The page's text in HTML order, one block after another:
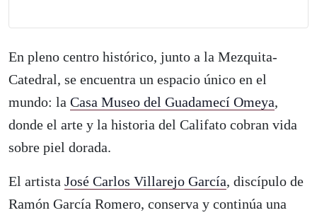
En pleno centro histórico, junto a la Mezquita-
Catedral, se encuentra un espacio único en el
mundo: la Casa Museo del Guadamecí Omeya,
donde el arte y la historia del Califato cobran vida
sobre piel dorada.
El artista José Carlos Villarejo García, discípulo de
Ramón García Romero, conserva y continúa una